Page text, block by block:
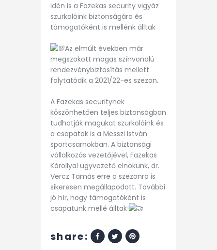
Idén is a Fazekas security vigyáz
szurkolóink biztonságára és
támogatóként is mellénk álltak
Az elmúlt években már
megszokott magas színvonalú
rendezvénybiztosítás mellett
folytatódik a 2021/22-es szezon.
A Fazekas securitynek
köszönhetően teljes biztonságban
tudhatják magukat szurkolóink és
a csapatok is a Messzi István
sportcsarnokban. A biztonsági
vállalkozás vezetőjével, Fazekas
Károllyal ügyvezető elnökünk, dr.
Vercz Tamás erre a szezonra is
sikeresen megállapodott. További
jó hír, hogy támogatóként is
csapatunk mellé álltak!
share: